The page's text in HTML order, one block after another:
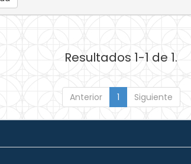
Resultados 1-1 de 1.
Anterior 1 Siguiente